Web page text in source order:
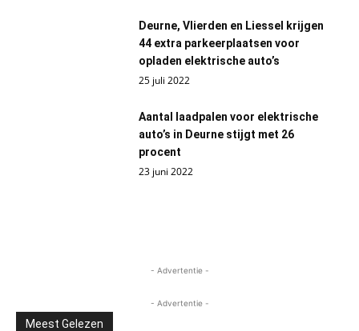
Deurne, Vlierden en Liessel krijgen
44 extra parkeerplaatsen voor
opladen elektrische auto’s
25 juli 2022
Aantal laadpalen voor elektrische
auto’s in Deurne stijgt met 26
procent
23 juni 2022
- Advertentie -
- Advertentie -
Meest Gelezen